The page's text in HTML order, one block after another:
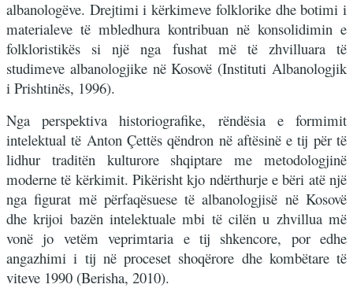
albanologëve. Drejtimi i kërkimeve folklorike dhe botimi i
materialeve të mbledhura kontribuan në konsolidimin e
folkloristikës si një nga fushat më të zhvilluara të
studimeve albanologjike në Kosovë (Instituti Albanologjik
i Prishtinës, 1996).
Nga perspektiva historiografike, rëndësia e formimit
intelektual të Anton Çettës qëndron në aftësinë e tij për të
lidhur traditën kulturore shqiptare me metodologjinë
moderne të kërkimit. Pikërisht kjo ndërthurje e bëri atë një
nga figurat më përfaqësuese të albanologjisë në Kosovë
dhe krijoi bazën intelektuale mbi të cilën u zhvillua më
vonë jo vetëm veprimtaria e tij shkencore, por edhe
angazhimi i tij në proceset shoqërore dhe kombëtare të
viteve 1990 (Berisha, 2010).